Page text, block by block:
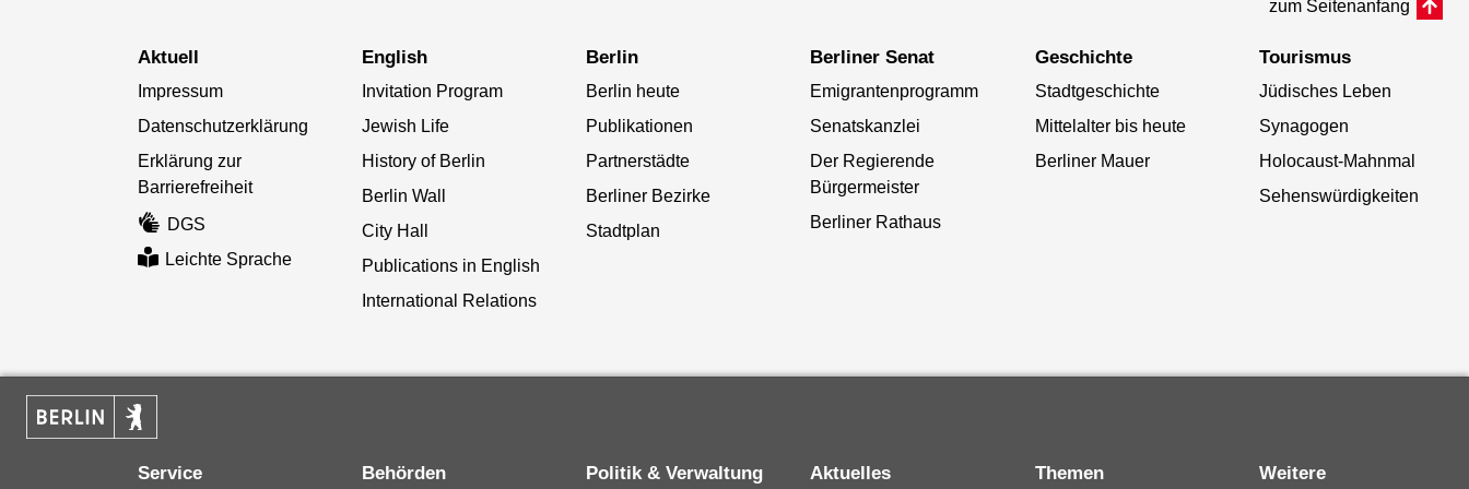
zum Seitenanfang
aktuell
Impressum
Datenschutzerklärung
Erklärung zur
Barrierefreiheit
DGS
Leichte Sprache
English
Invitation Program
Jewish Life
History of Berlin
Berlin Wall
City Hall
Publications in English
International Relations
Berlin
Berlin heute
Publikationen
Partnerstädte
Berliner Bezirke
Stadtplan
Berliner Senat
Emigrantenprogramm
Senatskanzlei
Der Regierende
Bürgermeister
Berliner Rathaus
Geschichte
Stadtgeschichte
Mittelalter bis heute
Berliner Mauer
Tourismus
Jüdisches Leben
Synagogen
Holocaust-Mahnmal
Sehenswürdigkeiten
Service Behörden Politik & Verwaltung Aktuelles Themen
Weitere